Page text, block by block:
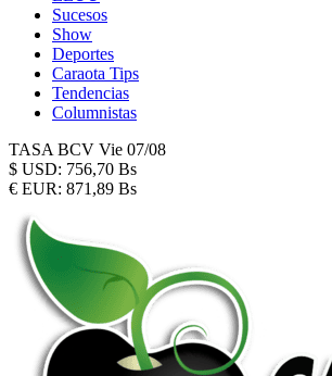
Sucesos
Show
Deportes
Caraota Tips
Tendencias
Columnistas
TASA BCV Vie 07/08
$ USD: 756,70 Bs
€ EUR: 871,89 Bs